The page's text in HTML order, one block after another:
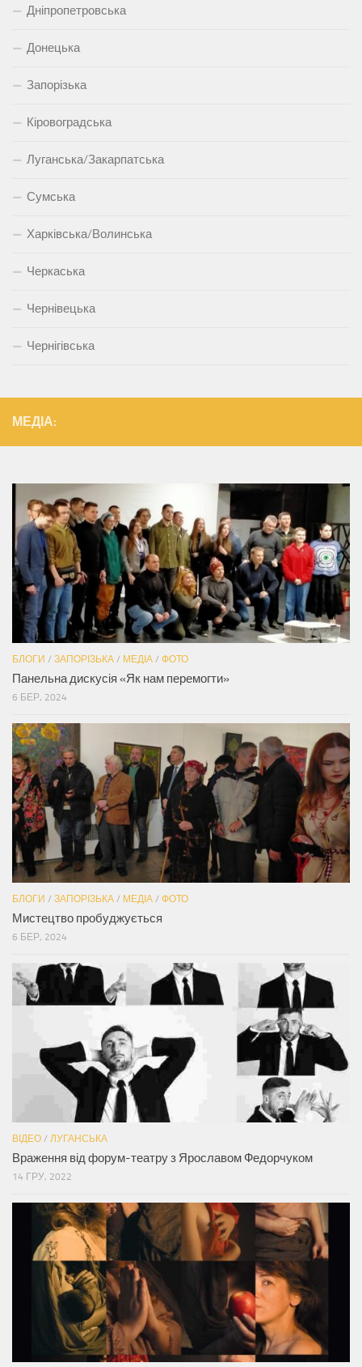
Дніпропетровська
Донецька
Запорізька
Кіровоградська
Луганська/Закарпатська
Сумська
Харківська/Волинська
Черкаська
Чернівецька
Чернігівська
МЕДІА:
БЛОГИ / ЗАПОРІЗЬКА / МЕДІА / ФОТО
Панельна дискусія «Як нам перемогти»
6 БЕР, 2024
БЛОГИ / ЗАПОРІЗЬКА / МЕДІА / ФОТО
Мистецтво пробуджується
6 БЕР, 2024
ВІДЕО / ЛУГАНСЬКА
Враження від форум-театру з Ярославом Федорчуком
14 ГРУ, 2022